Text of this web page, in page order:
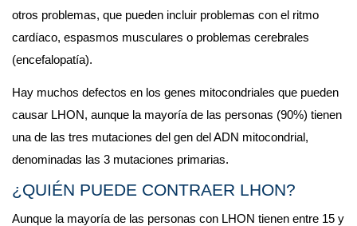
otros problemas, que pueden incluir problemas con el ritmo
cardíaco, espasmos musculares o problemas cerebrales
(encefalopatía).
Hay muchos defectos en los genes mitocondriales que pueden
causar LHON, aunque la mayoría de las personas (90%) tienen
una de las tres mutaciones del gen del ADN mitocondrial,
denominadas las 3 mutaciones primarias.
¿QUIÉN PUEDE CONTRAER LHON?
Aunque la mayoría de las personas con LHON tienen entre 15 y